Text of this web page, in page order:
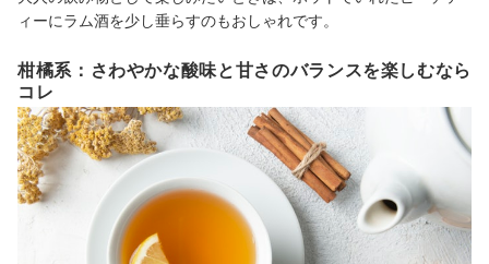
ィーにラム酒を少し垂らすのもおしゃれです。
柑橘系：さわやかな酸味と甘さのバランスを楽しむなら
コレ